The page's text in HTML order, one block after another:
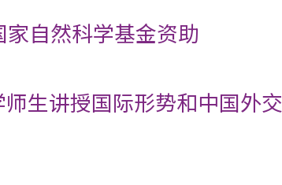
家自然科学基金资助
生讲授国际形势和中国外交